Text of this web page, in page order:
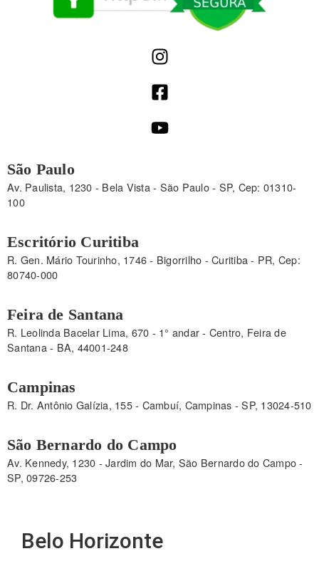
São Paulo
Av. Paulista, 1230 - Bela Vista - São Paulo - SP, Cep: 01310-
100
Escritório Curitiba
R. Gen. Mário Tourinho, 1746 - Bigorrilho - Curitiba - PR, Cep:
80740-000
Feira de Santana
R. Leolinda Bacelar Lima, 670 - 1° andar - Centro, Feira de
Santana - BA, 44001-248
Campinas
R. Dr. Antônio Galízia, 155 - Cambuí, Campinas - SP, 13024-510
São Bernardo do Campo
Av. Kennedy, 1230 - Jardim do Mar, São Bernardo do Campo -
SP, 09726-253
Belo Horizonte